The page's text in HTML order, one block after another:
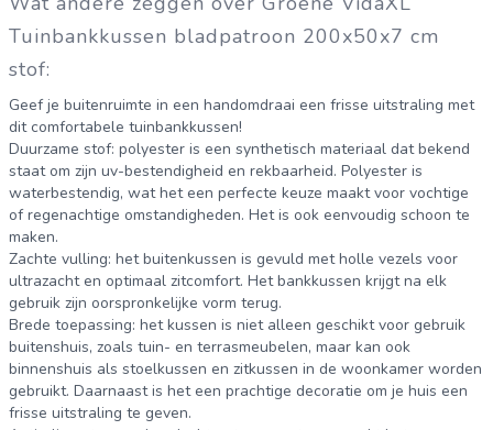
Touwlengte (per stuk): 30 cm
Met bladpatroon
Met 2 sets touwen
Waterafstotend
Tuinbankkussen bladpatroon 200x50x7 cm
stof:
Geef je buitenruimte in een handomdraai een frisse uitstraling met
dit comfortabele tuinbankkussen!
Duurzame stof: polyester is een synthetisch materiaal dat bekend
staat om zijn uv-bestendigheid en rekbaarheid. Polyester is
waterbestendig, wat het een perfecte keuze maakt voor vochtige
of regenachtige omstandigheden. Het is ook eenvoudig schoon te
maken.
Zachte vulling: het buitenkussen is gevuld met holle vezels voor
ultrazacht en optimaal zitcomfort. Het bankkussen krijgt na elk
gebruik zijn oorspronkelijke vorm terug.
Brede toepassing: het kussen is niet alleen geschikt voor gebruik
buitenshuis, zoals tuin- en terrasmeubelen, maar kan ook
binnenshuis als stoelkussen en zitkussen in de woonkamer worden
gebruikt. Daarnaast is het een prachtige decoratie om je huis een
frisse uitstraling te geven.